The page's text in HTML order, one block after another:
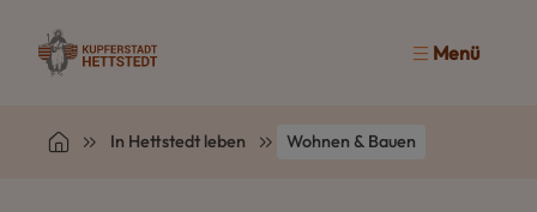
Menü
In Hettstedt leben Wohnen & Bauen